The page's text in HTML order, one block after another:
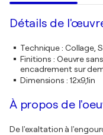
Détails de
Technique: Collage,
Finitions : Oeuvre
encadrement sur
Dimensions : 12x9,1in
À propos de
De l'exaltation à